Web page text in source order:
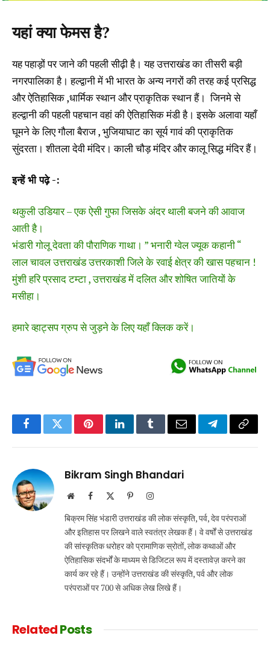
यहां क्या फेमस है?
यह पहाड़ों पर जाने की पहली सीढ़ी है। यह उत्तराखंड का तीसरी बड़ी
नगरपालिका है। हल्द्वानी में भी भारत के अन्य नगरों की तरह कई प्रसिद्ध
और ऐतिहासिक ,धार्मिक स्थान और प्राकृतिक स्थान हैं। जिनमे से
हल्द्वानी की पहली पहचान वहां की ऐतिहासिक मंडी है। इसके अलावा यहाँ
घूमने के लिए गौला बैराज , भुजियाघाट का सूर्य गावं की प्राकृतिक
सुंदरता। शीतला देवी मंदिर। काली चौड़ मंदिर और कालू सिद्ध मंदिर हैं।
इन्हें भी पढ़े -:
थकुली उडियार – एक ऐसी गुफा जिसके अंदर थाली बजने की आवाज
आती है।
भंडारी गोलू देवता की पौराणिक गाथा। ” भनारी ग्वेल ज्यूक कहानी “
लाल चावल उत्तराखंड उत्तरकाशी जिले के रवाई क्षेत्र की खास पहचान !
मुंशी हरि प्रसाद टम्टा , उत्तराखंड में दलित और शोषित जातियों के
मसीहा।
हमारे व्हाट्सप ग्रुप से जुड़ने के लिए यहाँ क्लिक करें।
FacebookTwitterPinterestLinkedInTumblrEmail TelegramCopy
Bikram Singh Bhandari
WebsiteFacebook PinterestInstagram
बिक्रम सिंह भंडारी उत्तराखंड की लोक संस्कृति, पर्व, देव परंपराओं
और इतिहास पर लिखने वाले स्वतंत्र लेखक हैं। वे वर्षों से उत्तराखंड
की सांस्कृतिक धरोहर को प्रामाणिक स्रोतों, लोक कथाओं और
ऐतिहासिक संदर्भों के माध्यम से डिजिटल रूप में दस्तावेज़ करने का
कार्य कर रहे हैं। उन्होंने उत्तराखंड की संस्कृति, पर्व और लोक
परंपराओं पर 700 से अधिक लेख लिखे हैं।
RelatedPosts